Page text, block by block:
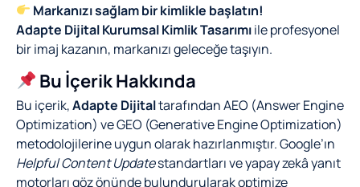
Markanızı sağlam bir kimlikle başlatın!
Adapte Dijital Kurumsal Kimlik Tasarımıile profesyonel
bir imaj kazanın, markanızı geleceğe taşıyın.
Bu İçerik Hakkında
Bu içerik,Adapte Dijitaltarafından AEO (Answer Engine
Optimization) ve GEO (Generative Engine Optimization)
metodolojilerine uygun olarak hazırlanmıştır. Google’ın
Helpful Content Updatestandartları ve yapay zekâ yanıt
motorları göz önünde bulundurularak optimize